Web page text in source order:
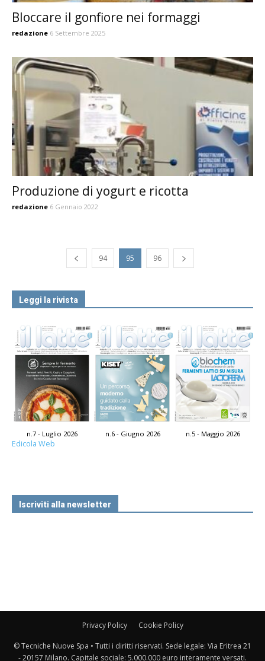
Bloccare il gonfiore nei formaggi
redazione 6 Settembre 2025
Produzione di yogurt e ricotta
redazione 6 Gennaio 2022
94 95 96
Leggi la rivista
n.7 - Luglio 2026 n.6 - Giugno 2026 n.5 - Maggio 2026
Edicola Web
Iscriviti alla newsletter
Privacy Policy Cookie Policy
© Tecniche Nuove Spa • Tutti i diritti riservati. Sede legale: Via Eritrea 21
- 20157 Milano. Capitale sociale: 5.000.000 euro interamente versati.